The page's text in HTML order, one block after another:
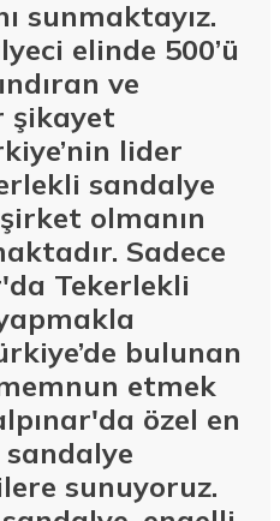
sunmaktayız.
elinde 500’ü
ve
şikayet
lider
sandalye
olmanın
Sadece
Tekerlekli
bulunan
etmek
özel en
sunuyoruz.